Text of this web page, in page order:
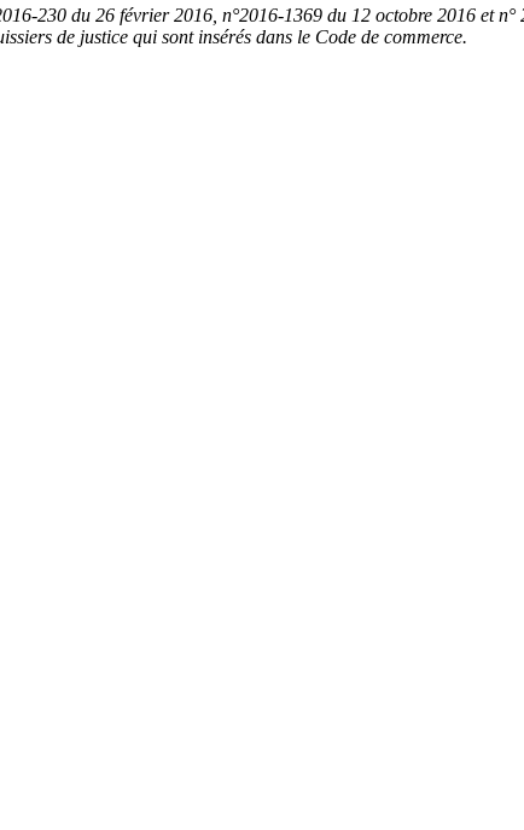
230 du 26 février 2016, n°2016-1369 du 12 octobre 2016 et
de justice qui sont insérés dans le Code de commerce.